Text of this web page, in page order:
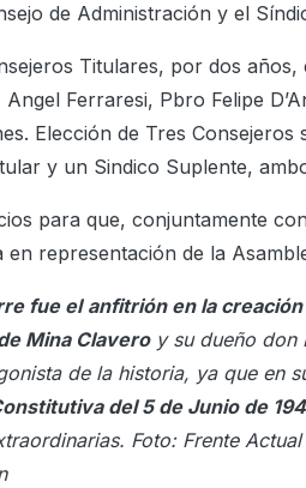
de Administración y el
Titulares, por dos
Ferraresi, Pbro Felipe
Elección de Tres
y un Sindico Suplente,
para que, conjuntamente
representación de la
fue el anfitrión en la
Mina Claveroy su dueño don
de la historia, ya que en
del 5 de Junio de
Foto: Frente